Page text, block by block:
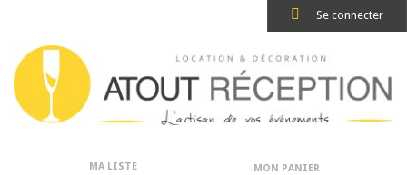
Se connecter
MA LISTE
MON PANIER